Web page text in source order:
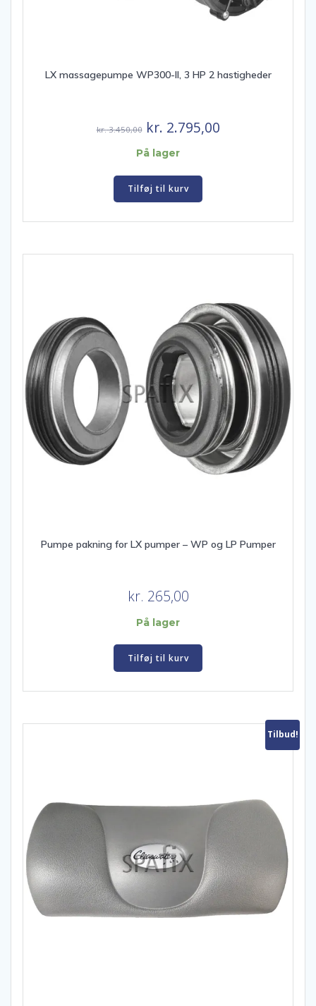
LX massagepumpe WP300-II, 3 HP 2 hastigheder
kr.3.450,00 Den
oprindelige
var:
kr. 3.450,00.
kr. 2.795,00Den
På lager
Tilføj til kurv
Pumpe pakning for LX pumper – WP og LP Pumper
kr. 265,00
På lager
Tilføj til kurv
Tilbud!